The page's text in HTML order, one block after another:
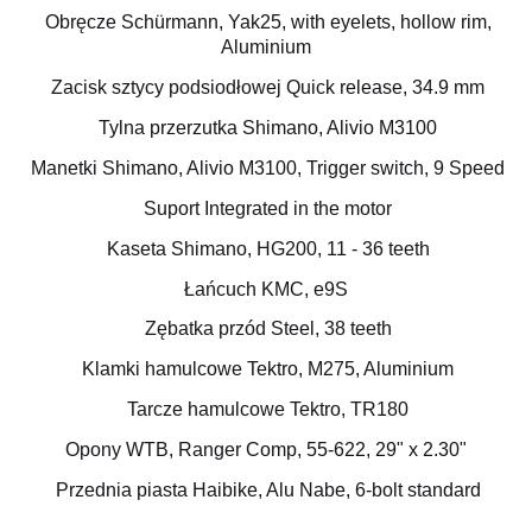
Obręcze Schürmann, Yak25, with eyelets, hollow rim,
Aluminium
Zacisk sztycy podsiodłowej Quick release, 34.9 mm
Tylna przerzutka Shimano, Alivio M3100
Manetki Shimano, Alivio M3100, Trigger switch, 9 Speed
Suport Integrated in the motor
Kaseta Shimano, HG200, 11 - 36 teeth
Łańcuch KMC, e9S
Zębatka przód Steel, 38 teeth
Klamki hamulcowe Tektro, M275, Aluminium
Tarcze hamulcowe Tektro, TR180
Opony WTB, Ranger Comp, 55-622, 29" x 2.30"
Przednia piasta Haibike, Alu Nabe, 6-bolt standard